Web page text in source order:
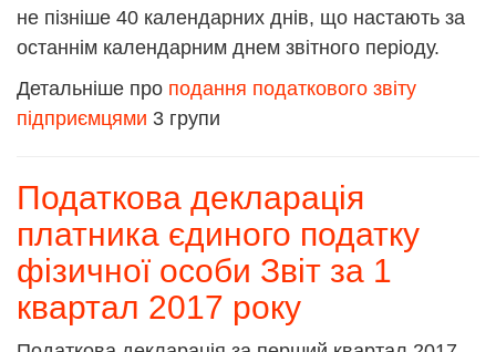
не пізніше 40 календарних днів, що настають за
останнім календарним днем звітного періоду.
Детальніше про подання податкового звіту
підприємцями 3 групи
Податкова декларація
платника єдиного податку
фізичної особи Звіт за 1
квартал 2017 року